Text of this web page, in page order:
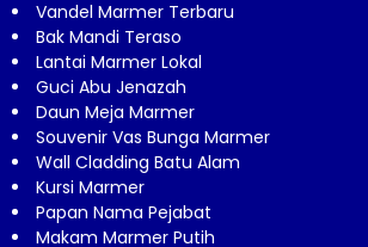
Vandel Marmer Terbaru
Bak Mandi Teraso
Lantai Marmer Lokal
Guci Abu Jenazah
Daun Meja Marmer
Souvenir Vas Bunga Marmer
Wall Cladding Batu Alam
Kursi Marmer
Papan Nama Pejabat
Makam Marmer Putih